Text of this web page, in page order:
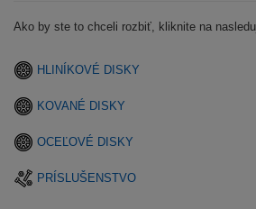
Ako by ste to chceli rozbiť, kliknite na
HLINÍKOVÉ DISKY
KOVANÉ DISKY
OCEĽOVÉ DISKY
PRÍSLUŠENSTVO